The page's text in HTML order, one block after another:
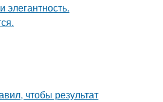
элегантность.
чтобы результат